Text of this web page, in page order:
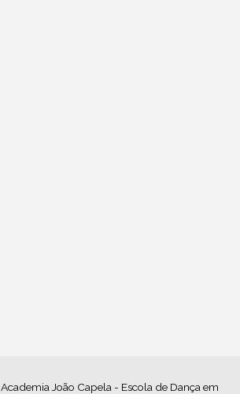
Academia João Capela - Escola de Dança em